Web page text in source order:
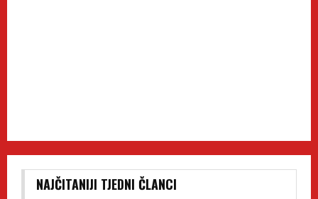
NAJČITANIJI TJEDNI ČLANCI